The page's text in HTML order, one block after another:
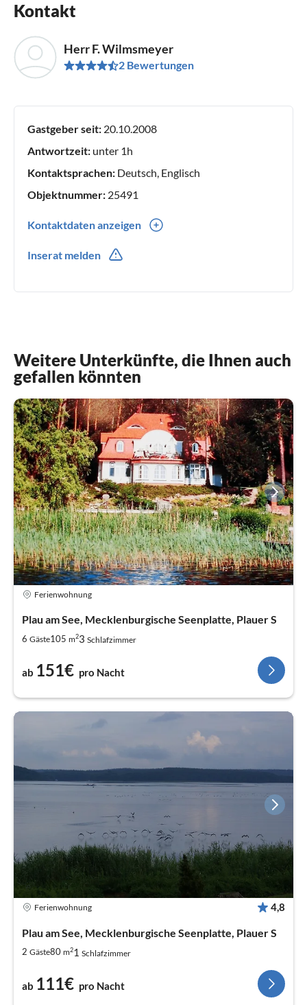
Kontakt
Herr F. Wilmsmeyer
2 Bewertungen
Gastgeber seit: 20.10.2008
Antwortzeit: unter 1h
Kontaktsprachen: Deutsch, Englisch
Objektnummer: 25491
Kontaktdaten anzeigen
Inserat melden
Weitere Unterkünfte, die Ihnen auch
gefallen könnten
Ferienwohnung
Plau am See, Mecklenburgische Seenplatte, Plauer S
6 Gäste105 m23 Schlafzimmer
ab 151€ pro Nacht
Ferienwohnung 4,8
Plau am See, Mecklenburgische Seenplatte, Plauer S
2 Gäste80 m21 Schlafzimmer
ab 111€ pro Nacht